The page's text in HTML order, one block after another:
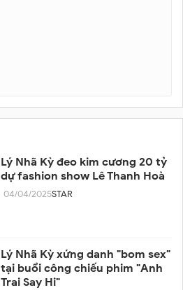
Lý Nhã Kỳ đeo kim cương 20 tỷ
dự fashion show Lê Thanh Hoà
04/04/2025STAR
Lý Nhã Kỳ xứng danh "bom sex"
tại buổi công chiếu phim "Anh
Trai Say Hi"